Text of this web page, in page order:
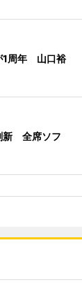
1周年 山口裕
新 全席ソフ